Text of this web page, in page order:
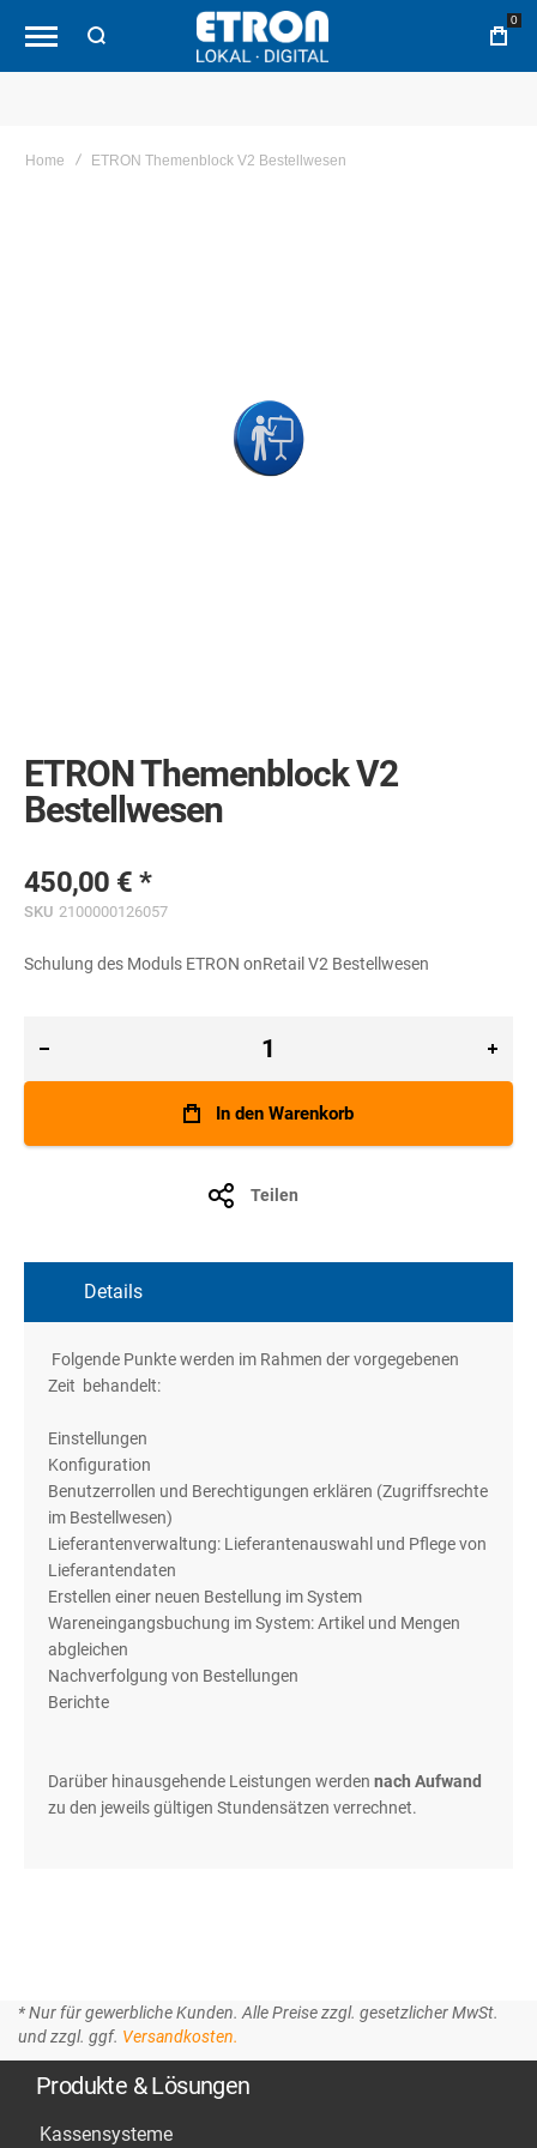
0
Home ETRON Themenblock V2 Bestellwesen
beginning
of
the
ETRON Themenblock V2
Bestellwesen
450,00 €
SKU 2100000126057
Schulung des Moduls ETRON onRetail V2 Bestellwesen
In den Warenkorb
Teilen
Details
Folgende Punkte werden im Rahmen der vorgegebenen
Zeit behandelt:
Einstellungen
Konfiguration
Benutzerrollen und Berechtigungen erklären (Zugriffsrechte
im Bestellwesen)
Lieferantenverwaltung: Lieferantenauswahl und Pflege von
Lieferantendaten
Erstellen einer neuen Bestellung im System
Wareneingangsbuchung im System: Artikel und Mengen
abgleichen
Nachverfolgung von Bestellungen
Berichte
Darüber hinausgehende Leistungen werden nach Aufwand
zu den jeweils gültigen Stundensätzen verrechnet.
* Nur für gewerbliche Kunden. Alle Preise zzgl. gesetzlicher MwSt.
und zzgl. ggf. Versandkosten.
Produkte & Lösungen
Kassensysteme